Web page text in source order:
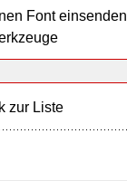
Font einsenden
zur Liste